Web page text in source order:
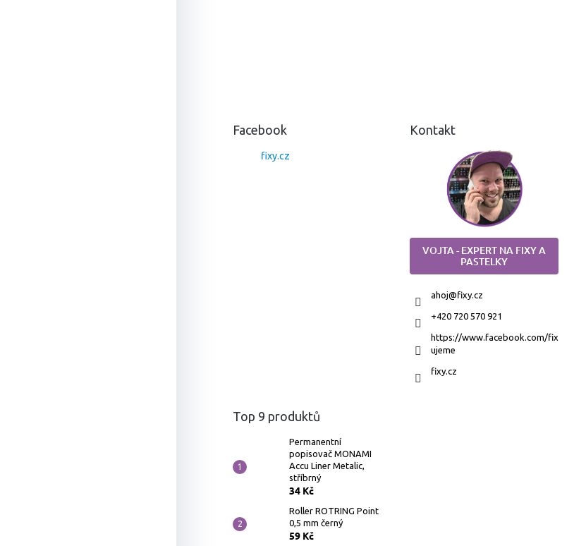
Facebook
fixy.cz
Kontakt
VOJTA - EXPERT NA FIXY A
PASTELKY
ahoj@fixy.cz
+420 720 570 921
https://www.facebook.com/fix
ujeme
fixy.cz
Top 9 produktů
Permanentní
popisovač MONAMI
Accu Liner Metalic,
stříbrný
34 Kč
Roller ROTRING Point
0,5 mm černý
59 Kč